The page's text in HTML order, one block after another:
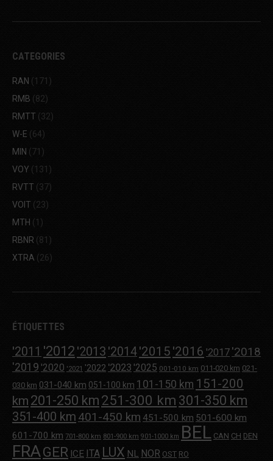
CATEGORIES
RAN (171)
RMB (82)
RMTT (32)
W-E (64)
MIN (71)
VOY (131)
RVTT (37)
VOIT (23)
MTH (1)
RBNR (81)
XTRA (26)
ÉTIQUETTES
'2011 '2012 '2013 '2014'2015 '2016 '2017 '2018
'2019 '2020 '2021 '2022 '2023 '2025 001-010 km 011-020 km 021-
030 km 031-040 km 051-100 km 101-150 km 151-200
km 201-250 km 251-300 km 301-350 km
351-400 km 401-450 km 451-500 km 501-600 km
601-700 km 701-800 km 801-900 km 901-1000 km BEL CAN CH DEN
FRAGER ICE ITA LUX NL NOR OST RO